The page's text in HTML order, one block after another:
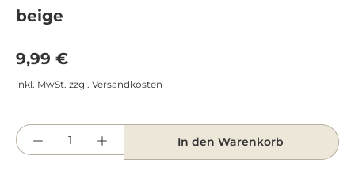
beige
Regulärer Preis:
9,99 €
inkl. MwSt. zzgl. Versandkosten
Produkt Anzahl: Gib den gewünschten
In den Warenkorb